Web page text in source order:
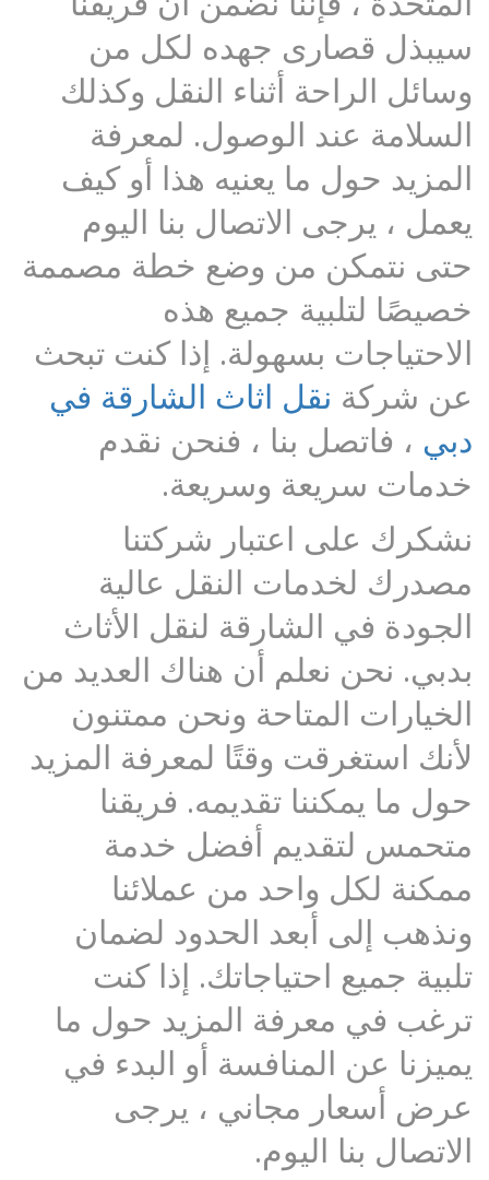
سيبذل قصارى جهده لكل من
وسائل الراحة أثناء النقل وكذلك
السلامة عند الوصول. لمعرفة
المزيد حول ما يعنيه هذا أو كيف
يعمل ، يرجى الاتصال بنا اليوم
حتى نتمكن من وضع خطة مصممة
خصيصًا لتلبية جميع هذه
الاحتياجات بسهولة. إذا كنت تبحث
عن شركةنقل اثاث الشارقة في
دبي ، فاتصل بنا ، فنحن نقدم
خدمات سريعة وسريعة.
نشكرك على اعتبار شركتنا
مصدرك لخدمات النقل عالية
الجودة في الشارقة لنقل الأثاث
بدبي. نحن نعلم أن هناك العديد من
الخيارات المتاحة ونحن ممتنون
لأنك استغرقت وقتًا لمعرفة المزيد
حول ما يمكننا تقديمه. فريقنا
متحمس لتقديم أفضل خدمة
ممكنة لكل واحد من عملائنا
ونذهب إلى أبعد الحدود لضمان
تلبية جميع احتياجاتك. إذا كنت
ترغب في معرفة المزيد حول ما
يميزنا عن المنافسة أو البدء في
عرض أسعار مجاني ، يرجى
الاتصال بنا اليوم.